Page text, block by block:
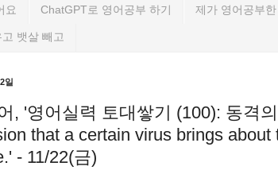
요 ChatGPT로 영어공부 하기 제가 영어공부한
뱃살 빼고
일
, '영어실력 토대쌓기 (100): 동격
that a certain virus brings about
- 11/22(금)